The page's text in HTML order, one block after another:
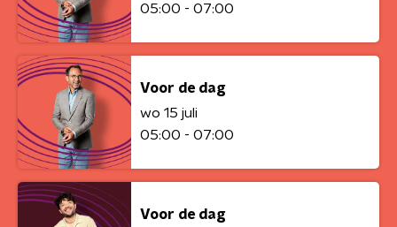
05:00 - 07:00
Voor de dag
wo 15 juli
05:00 - 07:00
Voor de dag